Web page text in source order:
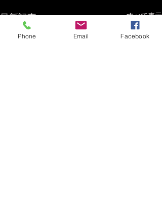
最新記事 すべて表示
Phone Email Facebook